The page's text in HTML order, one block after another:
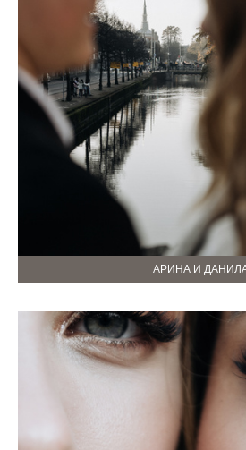
АРИНА И